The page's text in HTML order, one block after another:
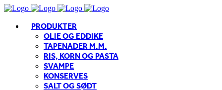
PRODUKTER
OLIE OG EDDIKE
TAPENADER M.M.
RIS, KORN OG PASTA
SVAMPE
KONSERVES
SALT OG SØDT